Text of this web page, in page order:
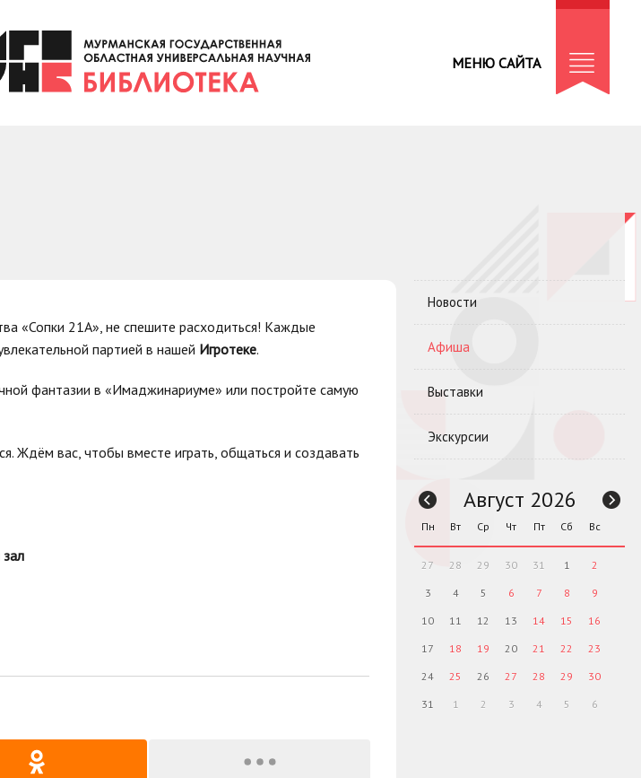
МЕНЮ САЙТА
«Сопки 21А», не спешите расходиться! Каждые
партией в нашей Игротеке.
фантазии в «Имаджинариуме» или постройте самую
Ждём вас, чтобы вместе играть, общаться и создавать
Новости
Афиша
Выставки
Экскурсии
Август 2026
Пн Вт Ср Чт Пт Сб Вс
27 28 29 30 31 1 2
3 4 5 6 7 8 9
10 11 12 13 14 15 16
17 18 19 20 21 22 23
24 25 26 27 28 29 30
31 1 2 3 4 5 6